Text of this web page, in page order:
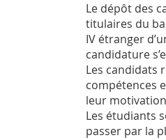
Le dépôt des
titulaires du
IV étranger
candidature
Les candidats
compétences
leur
Les étudiants
passer par la